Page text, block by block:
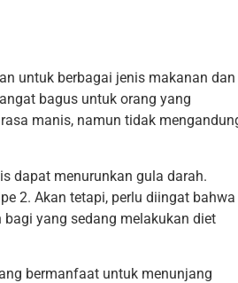
untuk berbagai jenis makanan dan
bagus untuk orang yang
manis, namun tidak
dapat menurunkan gula darah.
2. Akan tetapi, perlu diingat bahwa
yang sedang melakukan diet
bermanfaat untuk menunjang